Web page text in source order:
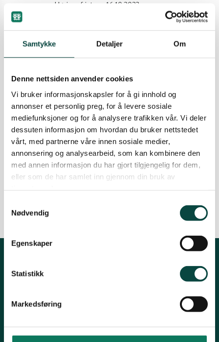
Samtykke Detaljer Om
Denne nettsiden anvender cookies
Vi bruker informasjonskapsler for å gi innhold og
annonser et personlig preg, for å levere sosiale
mediefunksjoner og for å analysere trafikken vår. Vi deler
dessuten informasjon om hvordan du bruker nettstedet
vårt, med partnerne våre innen sosiale medier,
annonsering og analysearbeid, som kan kombinere den
med annen informasjon du har gjort tilgjengelig for dem,
eller som de har samlet inn gjennom din bruk av
Nødvendig
Egenskaper
Statistikk
Markedsføring
Sør-Østerdal
Valdres
Høringsfrist var 16.10.2023.
15.10.2023
R
Rullering av forvaltningsplan for
de store verneområdene i
Hemmeldalen naturreservat
Naturvernforbundet i Innlandet har sammen
med Norsk Ornitologisk Forening Hedmark og
Norsk Ornitologisk Forening Oppland levert
høringsinnspill til prosjektplan for rullering av
forvaltningsplan for de store verneområdene i
Rondane og forvaltningsplan for Hemmeldalen
naturreservat. Innspillene er sendt til Rondane-
Dovre nasjonalparkstyre. Høringsfristen var
01.10.2021.
Kontakt fylkeslaget
2864 Fall
Telefon: 470 20 700